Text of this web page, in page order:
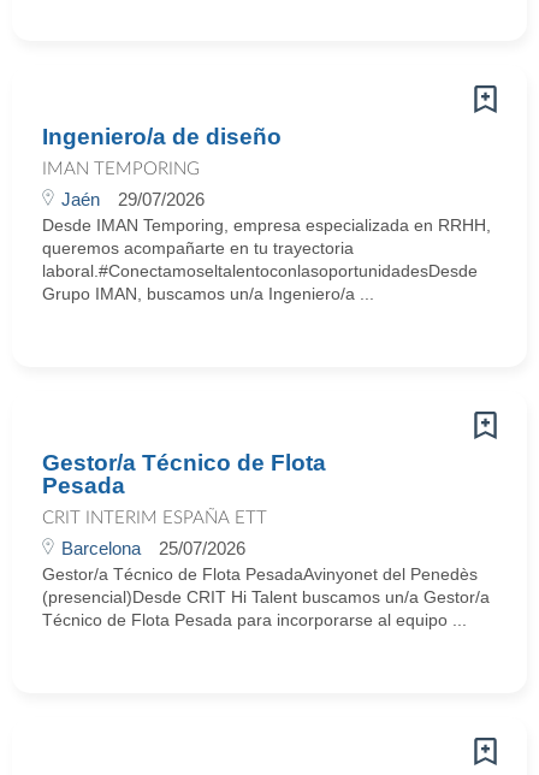
Ingeniero/a de diseño
IMAN TEMPORING
Jaén 29/07/2026
Desde IMAN Temporing, empresa especializada en RRHH,
queremos acompañarte en tu trayectoria
laboral.#ConectamoseltalentoconlasoportunidadesDesde
Grupo IMAN, buscamos un/a Ingeniero/a ...
Gestor/a Técnico de Flota
Pesada
CRIT INTERIM ESPAÑA ETT
Barcelona 25/07/2026
Gestor/a Técnico de Flota PesadaAvinyonet del Penedès
(presencial)Desde CRIT Hi Talent buscamos un/a Gestor/a
Técnico de Flota Pesada para incorporarse al equipo ...